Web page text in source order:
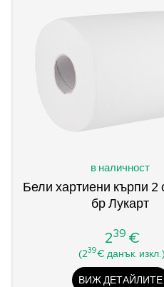
в наличност
Бели хартиени кърпи
бр Лукарт
Цена
239 €
(239€ данък.
ВИЖ ДЕТАЙЛИТЕ